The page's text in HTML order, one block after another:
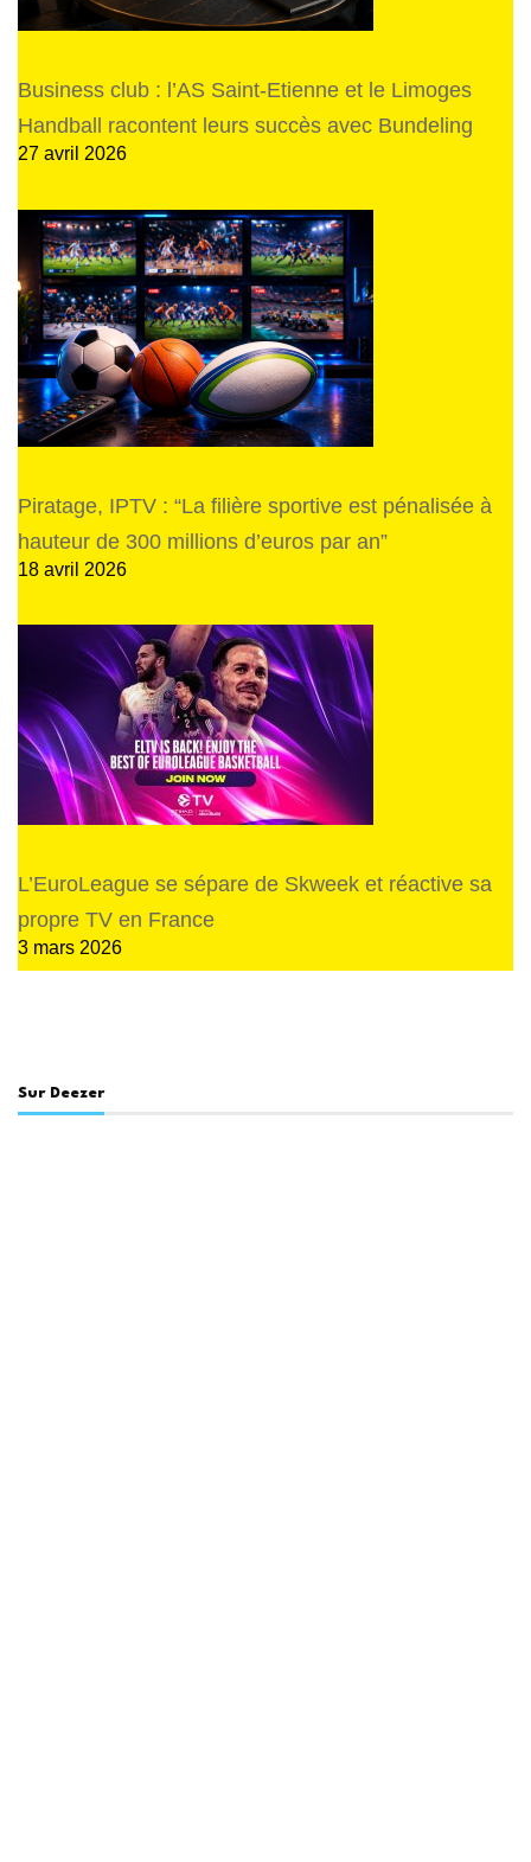
Business club : l’AS Saint-Etienne et le Limoges
Handball racontent leurs succès avec Bundeling
27 avril 2026
Piratage, IPTV : “La filière sportive est pénalisée à
hauteur de 300 millions d’euros par an”
18 avril 2026
L’EuroLeague se sépare de Skweek et réactive sa
propre TV en France
3 mars 2026
Sur Deezer